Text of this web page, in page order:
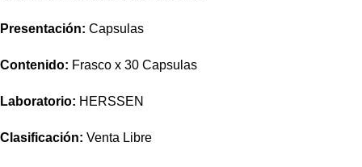
Presentación: Capsulas
Contenido: Frasco x 30 Capsulas
Laboratorio: HERSSEN
Clasificación: Venta Libre